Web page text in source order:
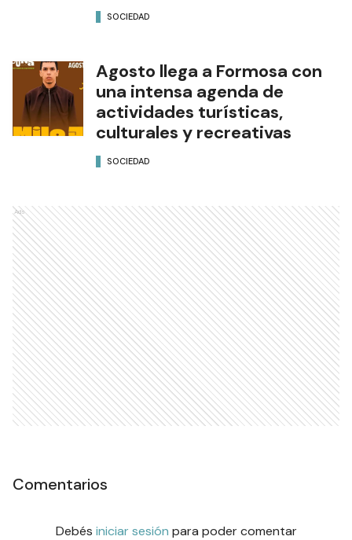
SOCIEDAD
Agosto llega a Formosa con
una intensa agenda de
actividades turísticas,
culturales y recreativas
SOCIEDAD
Ads
Comentarios
Debés iniciar sesión para poder comentar